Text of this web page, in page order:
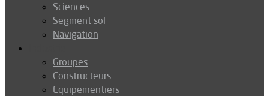
Sciences
Segment sol
Navigation
Groupes
Constructeurs
Equipementiers